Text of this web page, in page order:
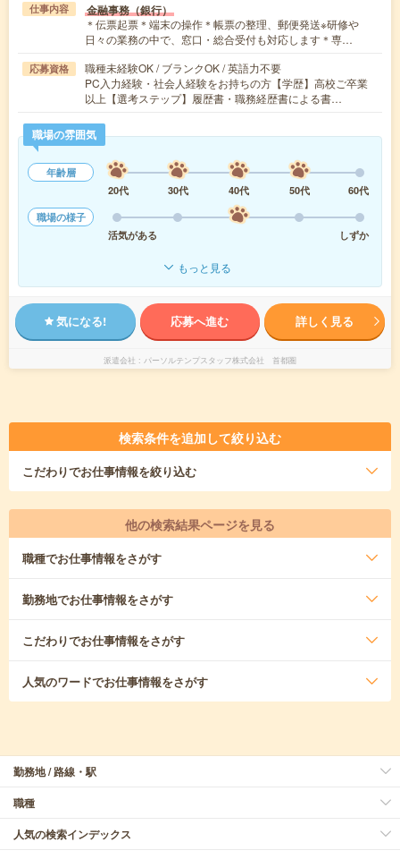
仕事内容 金融事務（銀行）
＊伝票起票＊端末の操作＊帳票の整理、郵便発送※研修や
日々の業務の中で、窓口・総合受付も対応します＊専…
応募資格
職種未経験OK / ブランクOK / 英語力不要
PC入力経験・社会人経験をお持ちの方【学歴】高校ご卒業
以上【選考ステップ】履歴書・職務経歴書による書…
職場の雰囲気
年齢層
20代
30代 40代 50代
60代
職場の様子
活気がある
しずか
もっと見る
気になる! 応募へ進む 詳しく見る
派遣会社 パーソルテンプスタッフ株式会社 首都圏
検索条件を追加して絞り込む
こだわりでお仕事情報を絞り込む
他の検索結果ページを見る
職種でお仕事情報をさがす
勤務地でお仕事情報をさがす
こだわりでお仕事情報をさがす
人気のワードでお仕事情報をさがす
勤務地 / 路線・駅
職種
人気の検索インデックス